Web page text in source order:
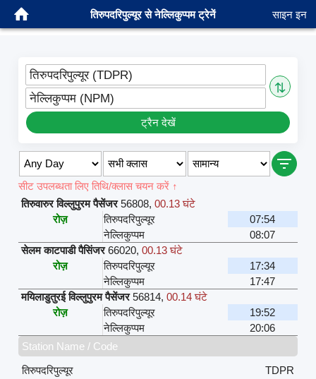
तिरुपदरिपुल्यूर से नेल्लिकुप्पम ट्रेनें साइन इन
तिरुपदरिपुल्यूर (TDPR)
⇅
नेल्लिकुप्पम (NPM)
ट्रैन देखें
सीट उपलब्धता लिए तिथि/क्लास चयन करें ↑
तिरुवारुर विल्लुपुरम पैसेंजर 56808, 00.13 घंटे
रोज़
तिरुपदरिपुल्यूर
07:54
नेल्लिकुप्पम
08:07
सेलम काटपाडी पैसिंजर 66020, 00.13 घंटे
रोज़
तिरुपदरिपुल्यूर
17:34
नेल्लिकुप्पम
17:47
मयिलाडुतुरई विल्लुपुरम पैसेंजर 56814, 00.14 घंटे
रोज़
तिरुपदरिपुल्यूर
19:52
नेल्लिकुप्पम
20:06
Station Name / Code
तिरुपदरिपुल्यूर
TDPR